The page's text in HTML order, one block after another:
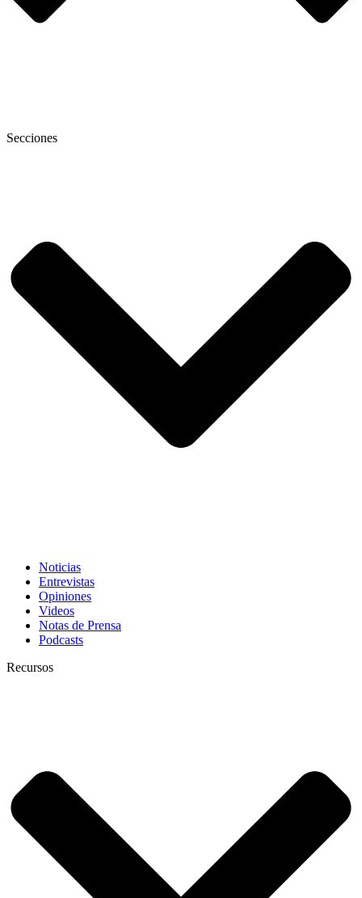
Secciones
Noticias
Entrevistas
Opiniones
Videos
Notas de Prensa
Podcasts
Recursos